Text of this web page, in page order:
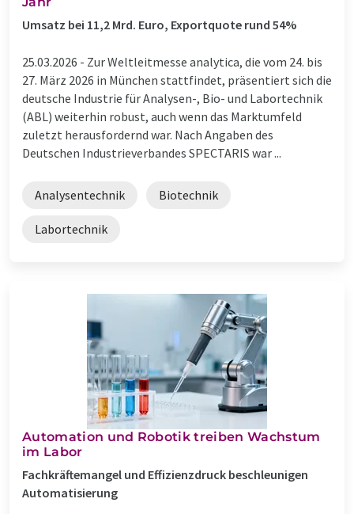
Umsatz bei 11,2 Mrd. Euro, Exportquote rund 54%
25.03.2026 - Zur Weltleitmesse analytica, die vom 24. bis
27. März 2026 in München stattfindet, präsentiert sich die
deutsche Industrie für Analysen-, Bio- und Labortechnik
(ABL) weiterhin robust, auch wenn das Marktumfeld
zuletzt herausfordernd war. Nach Angaben des
Deutschen Industrieverbandes SPECTARIS war ...
Analysentechnik Biotechnik
Labortechnik
Automation und Robotik treiben Wachstum
im Labor
Fachkräftemangel und Effizienzdruck beschleunigen
Automatisierung